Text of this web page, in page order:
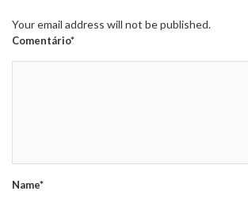
Your email address will not be published.
Comentário*
Name*